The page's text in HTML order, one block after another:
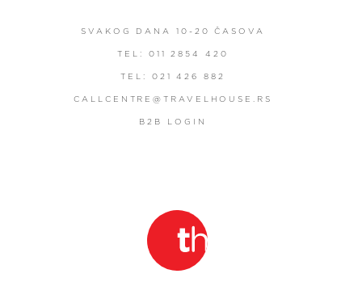
SVAKOG DANA 10-20 ČASOVA
TEL: 011 2854 420
TEL: 021 426 882
CALLCENTRE@TRAVELHOUSE.RS
B2B LOGIN